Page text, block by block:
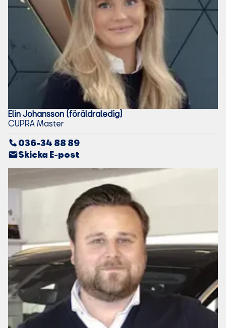
Elin Johansson (föräldraledig)
CUPRA Master
036-34 88 89
Skicka E-post